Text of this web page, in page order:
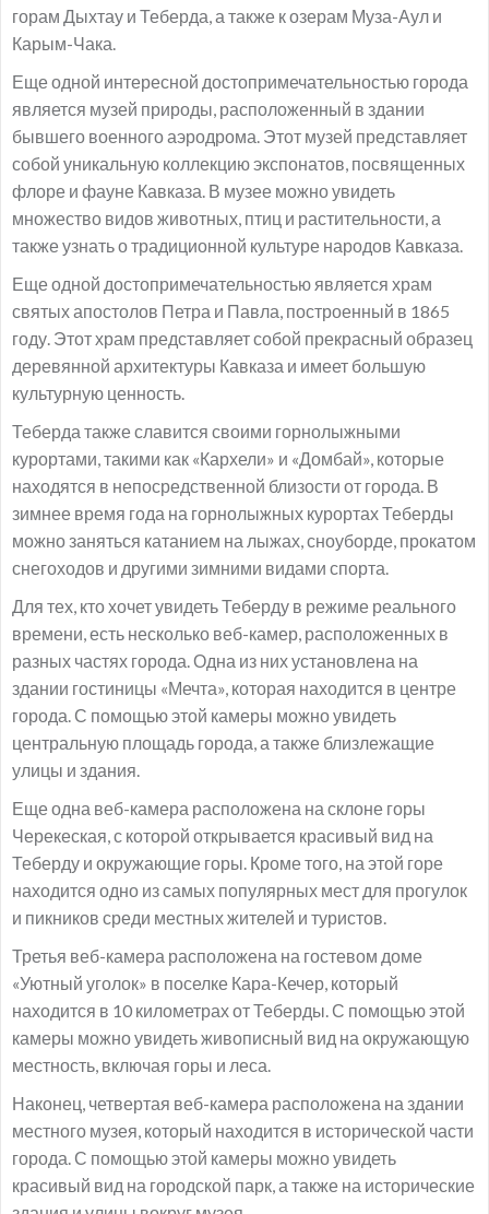
горам Дыхтау и Теберда, а также к озерам Муза-Аул и
Карым-Чака.
Еще одной интересной достопримечательностью города
является музей природы, расположенный в здании
бывшего военного аэродрома. Этот музей представляет
собой уникальную коллекцию экспонатов, посвященных
флоре и фауне Кавказа. В музее можно увидеть
множество видов животных, птиц и растительности, а
также узнать о традиционной культуре народов Кавказа.
Еще одной достопримечательностью является храм
святых апостолов Петра и Павла, построенный в 1865
году. Этот храм представляет собой прекрасный образец
деревянной архитектуры Кавказа и имеет большую
культурную ценность.
Теберда также славится своими горнолыжными
курортами, такими как «Кархели» и «Домбай», которые
находятся в непосредственной близости от города. В
зимнее время года на горнолыжных курортах Теберды
можно заняться катанием на лыжах, сноуборде, прокатом
снегоходов и другими зимними видами спорта.
Для тех, кто хочет увидеть Теберду в режиме реального
времени, есть несколько веб-камер, расположенных в
разных частях города. Одна из них установлена на
здании гостиницы «Мечта», которая находится в центре
города. С помощью этой камеры можно увидеть
центральную площадь города, а также близлежащие
улицы и здания.
Еще одна веб-камера расположена на склоне горы
Черекеская, с которой открывается красивый вид на
Теберду и окружающие горы. Кроме того, на этой горе
находится одно из самых популярных мест для прогулок
и пикников среди местных жителей и туристов.
Третья веб-камера расположена на гостевом доме
«Уютный уголок» в поселке Кара-Кечер, который
находится в 10 километрах от Теберды. С помощью этой
камеры можно увидеть живописный вид на окружающую
местность, включая горы и леса.
Наконец, четвертая веб-камера расположена на здании
местного музея, который находится в исторической части
города. С помощью этой камеры можно увидеть
красивый вид на городской парк, а также на исторические